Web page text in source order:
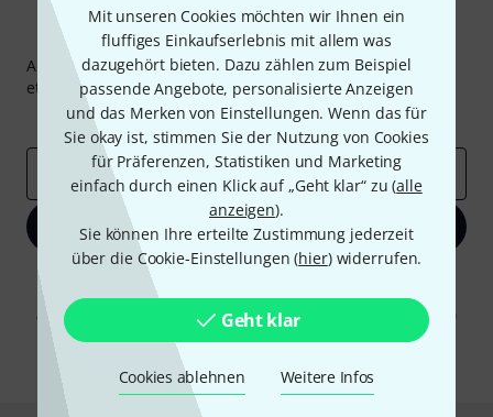
Mit unseren Cookies möchten wir Ihnen ein
fluffiges Einkaufserlebnis mit allem was
dazugehört bieten. Dazu zählen zum Beispiel
passende Angebote, personalisierte Anzeigen
und das Merken von Einstellungen. Wenn das für
Sie okay ist, stimmen Sie der Nutzung von Cookies
für Präferenzen, Statistiken und Marketing
einfach durch einen Klick auf „Geht klar“ zu (alle
anzeigen).
Sie können Ihre erteilte Zustimmung jederzeit
über die Cookie-Einstellungen (hier) widerrufen.
Geht klar
Cookies ablehnen Weitere Infos
Thomann Newsletter
Abonniere den Thomann Newsletter und gewinne mit
etwas Glück einen von50 Gutscheinenüber jeweils50€
Inspirierende Beiträge
Deals Thomann Insights
E-Mail-Adresse*
Jetzt anmelden
Mit Klick auf „Jetzt anmelden“ stimmen Sie dem Erhalt von E-Mail-
Werbung und einer Messung des E-Mail-Nutzungsverhaltens zu. Die
Abmeldung ist jederzeit möglich. Weitere Informationen finden Sie in
unserenDatenschutzhinweisen
* Pflichtfeld